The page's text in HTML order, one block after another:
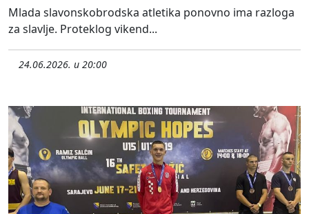
Mlada slavonskobrodska atletika ponovno ima razloga
za slavlje. Proteklog vikend...
24.06.2026. u 20:00